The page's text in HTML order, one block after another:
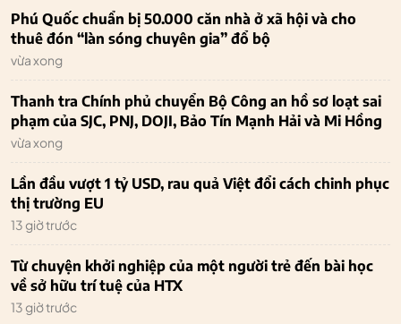
Phú Quốc chuẩn bị 50.000 căn nhà ở xã hội và cho
thuê đón “làn sóng chuyên gia” đổ bộ
vừa xong
Thanh tra Chính phủ chuyển Bộ Công an hồ sơ loạt sai
phạm của SJC, PNJ, DOJI, Bảo Tín Mạnh Hải và Mi Hồng
vừa xong
Lần đầu vượt 1 tỷ USD, rau quả Việt đổi cách chinh phục
thị trường EU
13 giờ trước
Từ chuyện khởi nghiệp của một người trẻ đến bài học
về sở hữu trí tuệ của HTX
13 giờ trước